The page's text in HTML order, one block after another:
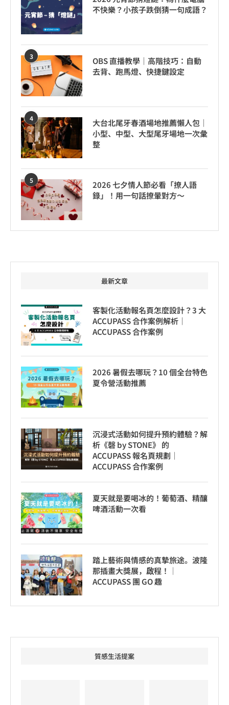
不快樂？小孩子跌倒猜一句成語？
3
OBS 直播教學｜高階技巧：自動
去背、跑馬燈、快捷鍵設定
4
大台北尾牙春酒場地推薦懶人包｜
小型、中型、大型尾牙場地一次彙
整
5
2026 七夕情人節必看「撩人語
錄」！用一句話撩暈對方～
最新文章
客製化活動報名頁怎麼設計？3 大
ACCUPASS 合作案例解析｜
ACCUPASS 合作案例
2026 暑假去哪玩？10 個全台特色
夏令營活動推薦
沉浸式活動如何提升預約體驗？解
析《磬 by STONE》 的
ACCUPASS 報名頁規劃｜
ACCUPASS 合作案例
夏天就是要喝冰的！葡萄酒、精釀
啤酒活動一次看
踏上藝術與情感的真摯旅途。波隆
那插畫大獎展，啟程！│
ACCUPASS 團 GO 趣
質感生活提案